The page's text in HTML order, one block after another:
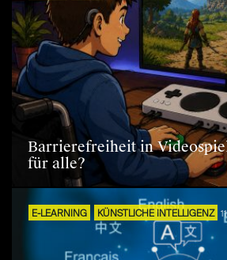
Barrierefreiheit in
für alle?
E-LEARNING KÜNSTLICHE INTELLIGENZ